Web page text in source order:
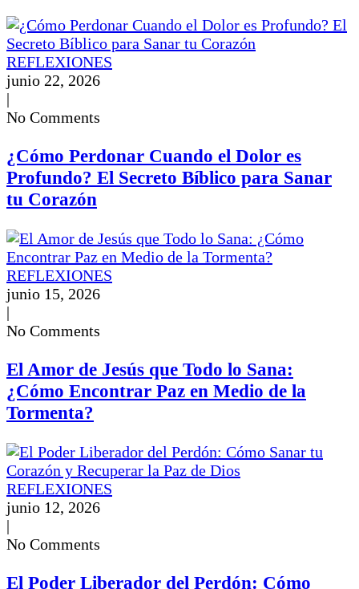
REFLEXIONES
junio 22, 2026
|
No Comments
¿Cómo Perdonar Cuando el Dolor es
Profundo? El Secreto Bíblico para Sanar
tu Corazón
REFLEXIONES
junio 15, 2026
|
No Comments
El Amor de Jesús que Todo lo Sana:
¿Cómo Encontrar Paz en Medio de la
Tormenta?
REFLEXIONES
junio 12, 2026
|
No Comments
El Poder Liberador del Perdón: Cómo